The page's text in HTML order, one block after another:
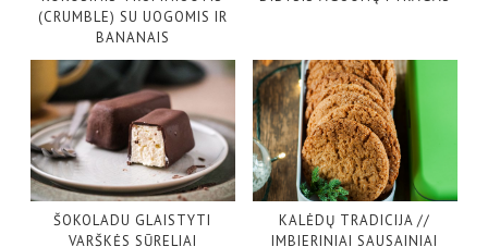
(CRUMBLE) SU UOGOMIS IR
BANANAIS
ŠOKOLADU GLAISTYTI
VARŠKĖS SŪRELIAI
KALĖDŲ TRADICIJA //
IMBIERINIAI SAUSAINIAI